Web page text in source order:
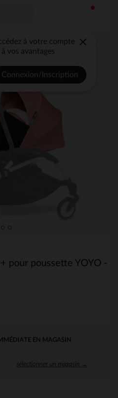
à votre compte
à vos avantages
Connexion/Inscription
pour poussette YOYO -
EN MAGASIN
sélectionner un magasin →